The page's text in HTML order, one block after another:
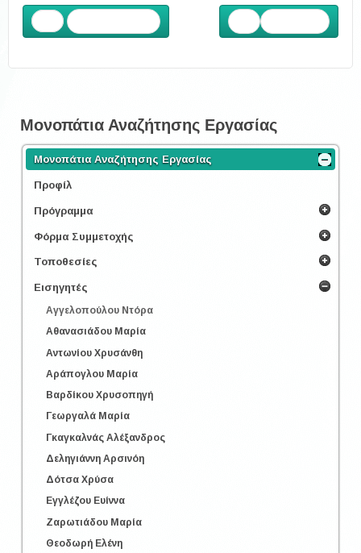
Μονοπάτια Αναζήτησης Εργασίας
Μονοπάτια Αναζήτησης Εργασίας
Προφίλ
Πρόγραμμα
Φόρμα Συμμετοχής
Τοποθεσίες
Εισηγητές
Αγγελοπούλου Ντόρα
Αθανασιάδου Μαρία
Αντωνίου Χρυσάνθη
Αράπογλου Μαρία
Βαρδίκου Χρυσοπηγή
Γεωργαλά Μαρία
Γκαγκαλνάς Αλέξανδρος
Δεληγιάννη Αρσινόη
Δότσα Χρύσα
Εγγλέζου Ευίννα
Ζαρωτιάδου Μαρία
Θεοδωρή Ελένη